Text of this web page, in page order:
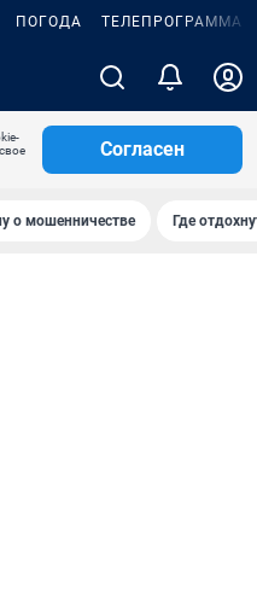
ПОГОДА ТЕЛЕПРОГРАММА
Согласен
о мошенничестве Где